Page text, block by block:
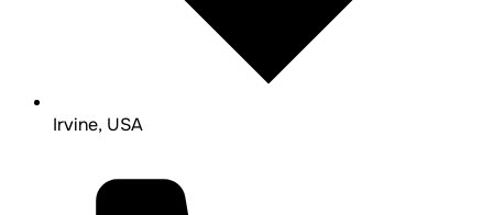
Irvine, USA